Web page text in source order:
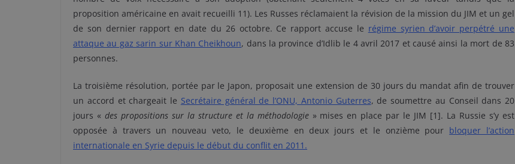
proposition américaine en avait recueilli 11). Les Russes réclamaient la révision de la mission du JIM et un gel
de son dernier rapport en date du 26 octobre. Ce rapport accuse le régime syrien d’avoir perpétré une
attaque au gaz sarin sur Khan Cheikhoun, dans la province d’Idlib le 4 avril 2017 et causé ainsi la mort de 83
personnes.
La troisième résolution, portée par le Japon, proposait une extension de 30 jours du mandat afin de trouver
un accord et chargeait le Secrétaire général de l’ONU, Antonio Guterres, de soumettre au Conseil dans 20
jours « des propositions sur la structure et la méthodologie » mises en place par le JIM [1]. La Russie s’y est
opposée à travers un nouveau veto, le deuxième en deux jours et le onzième pour bloquer l’action
internationale en Syrie depuis le début du conflit en 2011.